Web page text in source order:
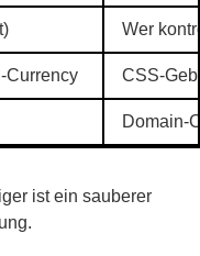
Wer
Currency CSS-
Domain-
ist ein sauberer